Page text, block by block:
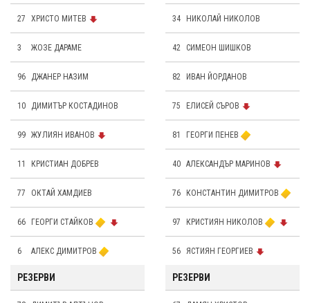
27 ХРИСТО МИТЕВ
3 ЖОЗЕ ДАРАМЕ
96 ДЖАНЕР НАЗИМ
10 ДИМИТЪР КОСТАДИНОВ
99 ЖУЛИЯН ИВАНОВ
11 КРИСТИАН ДОБРЕВ
77 ОКТАЙ ХАМДИЕВ
66 ГЕОРГИ СТАЙКОВ
6 АЛЕКС ДИМИТРОВ
РЕЗЕРВИ
34 НИКОЛАЙ НИКОЛОВ
42 СИМЕОН ШИШКОВ
82 ИВАН ЙОРДАНОВ
75 ЕЛИСЕЙ СЪРОВ
81 ГЕОРГИ ПЕНЕВ
40 АЛЕКСАНДЪР МАРИНОВ
76 КОНСТАНТИН ДИМИТРОВ
97 КРИСТИЯН НИКОЛОВ
56 ЯСТИЯН ГЕОРГИЕВ
РЕЗЕРВИ